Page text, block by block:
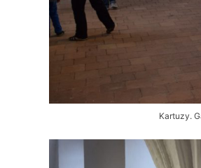
Kartuzy.